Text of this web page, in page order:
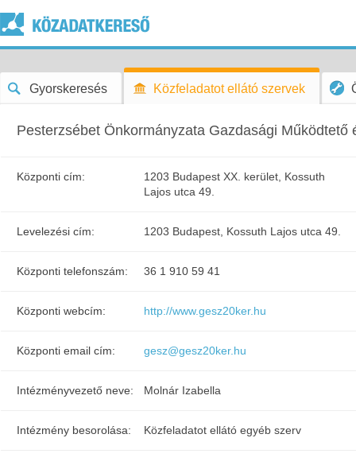
Gyorskeresés Közfeladatot ellátó szervek
Pesterzsébet Önkormányzata Gazdasági Működtető
Központi cím:
1203 Budapest XX. kerület, Kossuth
Lajos utca 49.
Levelezési cím: 1203 Budapest, Kossuth Lajos utca 49.
Központi telefonszám: 36 1 910 59 41
Központi webcím: http://www.gesz20ker.hu
Központi email cím: gesz@gesz20ker.hu
Intézményvezető neve: Molnár Izabella
Intézmény besorolása: Közfeladatot ellátó egyéb szerv